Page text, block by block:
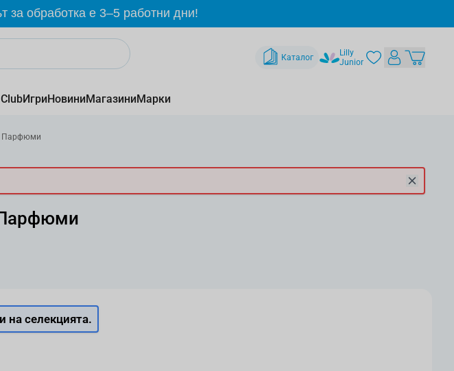
за обработка е 3–5 работни дни!
Каталог
Lilly
Junior
ИгриНовиниМагазиниМарки
Парфюми
Парфюми
селекцията.